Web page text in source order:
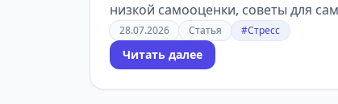
низкой самооценки, советы для
28.07.2026 Статья #Стресс
Читать далее